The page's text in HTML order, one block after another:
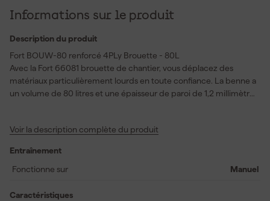
Informations sur le produit
Description du produit
Fort BOUW-80 renforcé 4PLy Brouette - 80L
Avec la Fort 66081 brouette de chantier, vous déplacez des
matériaux particulièrement lourds en toute confiance. La benne a
un volume de 80 litres et une épaisseur de paroi de 1,2 millimètre.
châssis est réalisé avec une construction en tube ovale. Deux
supplémentaire. Sous la benne se trouve une plaque inférieure
supplémentaire pour davantage de soutien. À l'avant, un anneau
patins d'usure pour limiter l'usure. Vous choisissez entre un pneu
Voir la description complète du produit
Entraînement
Fonctionne sur
Manuel
Caractéristiques